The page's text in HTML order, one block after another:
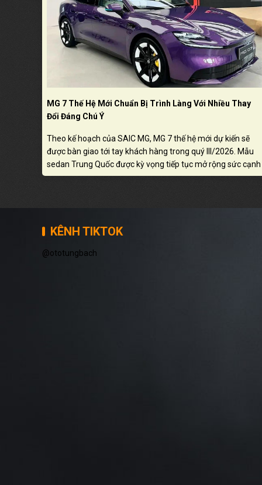
MG 7 Thế Hệ Mới Chuẩn Bị Trình Làng Với Nhiều Thay
Đổi Đáng Chú Ý
Theo kế hoạch của SAIC MG, MG 7 thế hệ mới dự kiến sẽ
được bàn giao tới tay khách hàng trong quý III/2026. Mẫu
sedan Trung Quốc được kỳ vọng tiếp tục mở rộng sức cạnh
tranh nhờ thiết kế hiện đại, trang bị nâng cấp và định hướng
KÊNH TIKTOK
@ototungbach